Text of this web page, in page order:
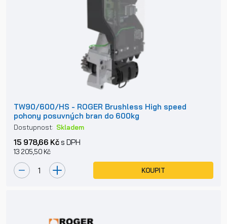
TW90/600/HS - ROGER Brushless High speed
pohony posuvných bran do 600kg
Dostupnost: Skladem
15 978,66 Kčs DPH
13 205,50 Kč
KOUPIT